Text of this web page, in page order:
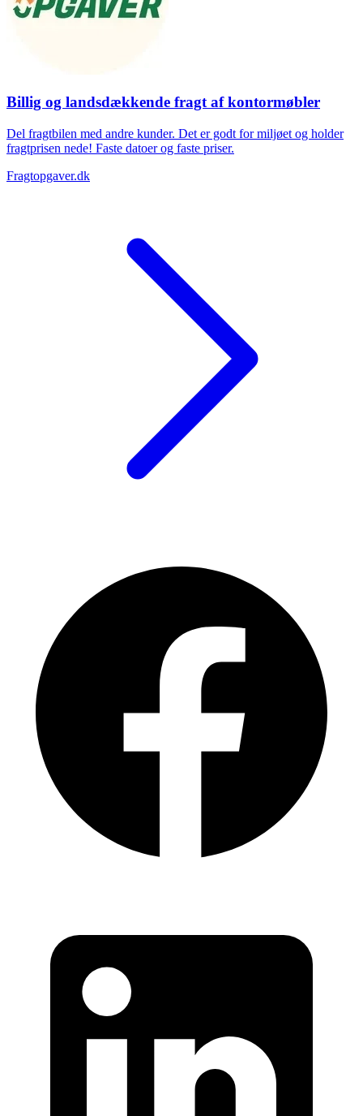
Billig og landsdækkende fragt af kontormøbler
Del fragtbilen med andre kunder. Det er godt for miljøet og holder
fragtprisen nede! Faste datoer og faste priser.
Fragtopgaver.dk